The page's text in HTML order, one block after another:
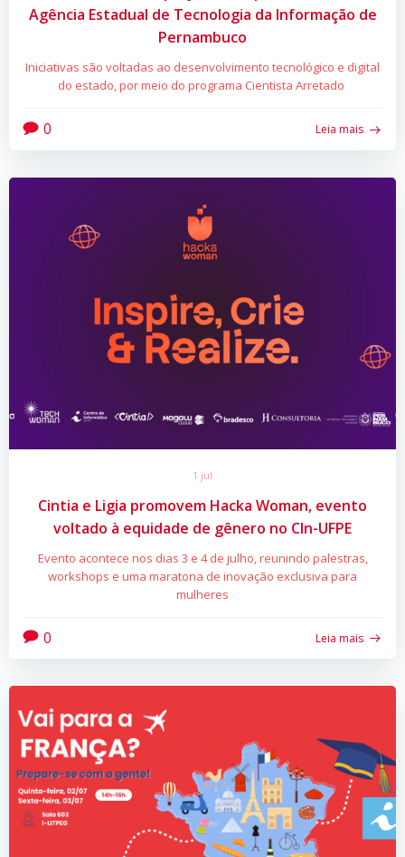
Agência Estadual de Tecnologia da Informação de
Pernambuco
Iniciativas são voltadas ao desenvolvimento tecnológico e digital
do estado, por meio do programa Cientista Arretado
0 Leia mais
1 jul
Cintia e Ligia promovem Hacka Woman, evento
voltado à equidade de gênero no CIn-UFPE
Evento acontece nos dias 3 e 4 de julho, reunindo palestras,
workshops e uma maratona de inovação exclusiva para
mulheres
0 Leia mais